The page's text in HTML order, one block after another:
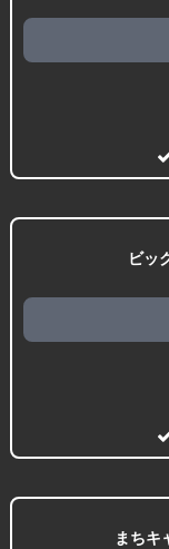
ビッ
まちキ